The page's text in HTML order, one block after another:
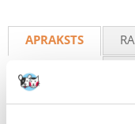
APRAKSTS
Plastmasas ritenis